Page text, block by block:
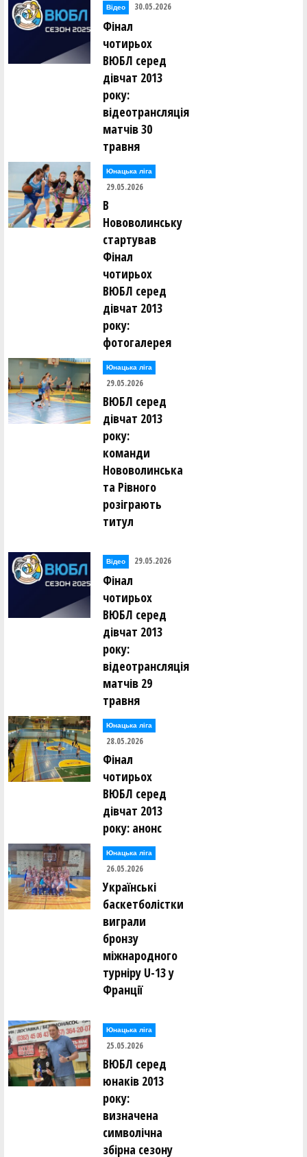
Відео 30.05.2026
Фінал
чотирьох
ВЮБЛ серед
дівчат 2013
року:
відеотрансляція
матчів 30
травня
Юнацька ліга
29.05.2026
В
Нововолинську
стартував
Фінал
чотирьох
ВЮБЛ серед
дівчат 2013
року:
фотогалерея
Юнацька ліга
29.05.2026
ВЮБЛ серед
дівчат 2013
року:
команди
Нововолинська
та Рівного
розіграють
титул
Відео 29.05.2026
Фінал
чотирьох
ВЮБЛ серед
дівчат 2013
року:
відеотрансляція
матчів 29
травня
Юнацька ліга
28.05.2026
Фінал
чотирьох
ВЮБЛ серед
дівчат 2013
року: анонс
Юнацька ліга
26.05.2026
Українські
баскетболістки
виграли
бронзу
міжнародного
турніру U-13 у
Франції
Юнацька ліга
25.05.2026
ВЮБЛ серед
юнаків 2013
року:
визначена
символічна
збірна сезону